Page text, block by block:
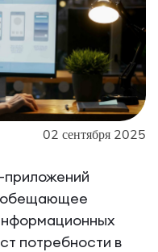
02 сентября 2025
потребности в